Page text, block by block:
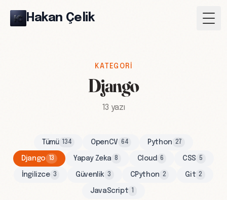
Hakan Çelik
KATEGORI
Django
13 yazı
Tümü 134 OpenCV 64 Python 27
Django 13 Yapay Zeka 8 Cloud 6 CSS 5
İngilizce 3 Güvenlik 3 CPython 2 Git 2
JavaScript